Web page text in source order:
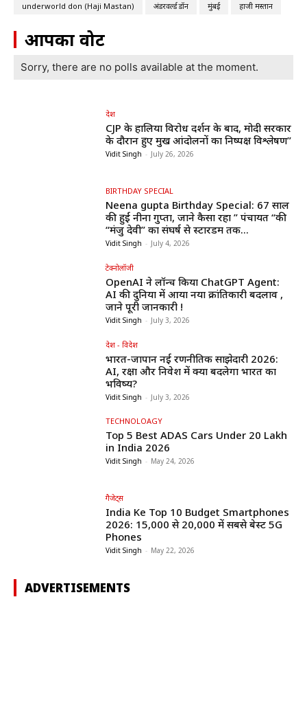
underworld don (Haji Mastan)
अंडरवर्ल्ड डॉन मुंबई हाजी मस्तान
आपका वोट
Sorry, there are no polls available at the moment.
देश
CJP के हालिया विरोध प्रदर्शन के बाद, मोदी सरकार
के दौरान हुए प्रमुख आंदोलनों का निष्पक्ष विश्लेषण”
Vidit Singh - July 26, 2026
BIRTHDAY SPECIAL
Neena gupta Birthday Special: 67 साल
की हुईं नीना गुप्ता, जाने कैसा रहा ” पंचायत “की
“मंजु देवी” का संघर्ष से स्टारडम तक...
Vidit Singh - July 4, 2026
टेक्नोलॉजी
OpenAI ने लॉन्च किया ChatGPT Agent:
AI की दुनिया में आया नया क्रांतिकारी बदलाव ,
जाने पूरी जानकारी !
Vidit Singh - July 3, 2026
देश - विदेश
भारत-जापान नई रणनीतिक साझेदारी 2026:
AI, रक्षा और निवेश में क्या बदलेगा भारत का
भविष्य?
Vidit Singh - July 3, 2026
TECHNOLOAGY
Top 5 Best ADAS Cars Under ₹20 Lakh
in India 2026
Vidit Singh - May 24, 2026
गैजेट्स
India Ke Top 10 Budget Smartphones
2026: ₹15,000 से ₹20,000 में सबसे बेस्ट 5G
Phones
Vidit Singh - May 22, 2026
ADVERTISEMENTS